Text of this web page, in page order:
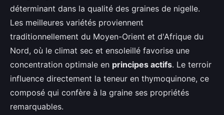
déterminant dans la qualité des graines de nigelle.
Les meilleures variétés proviennent
traditionnellement du Moyen-Orient et d'Afrique du
Nord, où le climat sec et ensoleillé favorise une
concentration optimale en principes actifs. Le terroir
influence directement la teneur en thymoquinone, ce
composé qui confère à la graine ses propriétés
remarquables.